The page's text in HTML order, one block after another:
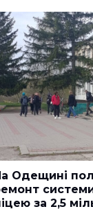
Одещині
за 2,5